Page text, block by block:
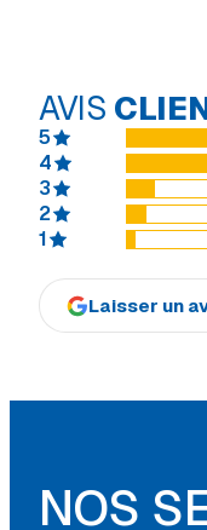
AVIS
5
4
3
2
1
Laisser un
NOS